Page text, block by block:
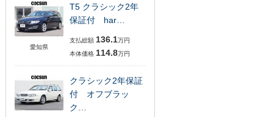
愛知県
T5 クラシック2年
保証付 har…
支払総額 136.1万円
本体価格 114.8万円
クラシック2年保証
付 オフブラッ
ク…